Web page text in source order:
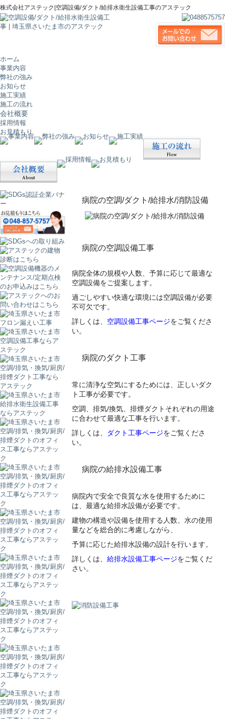
株式会社アステック|空調設備/ダクト/給排水衛生設備工事のアステック
ホーム
事業内容
弊社の強み
お知らせ
施工実績
施工の流れ
会社概要
採用情報
お見積もり
病院の空調/ダクト/給排水/消防設備
病院の空調設備工事
病院全体の規模や人数、予算に応じて最適な
空調設備をご提案します。
過ごしやすい快適な環境には空調設備が必要
不可欠です。
詳しくは、 空調設備工事ページをご覧くださ
い。
病院のダクト工事
常に清浄な空気にするためには、正しいダク
ト工事が必要です。
空調、排気/換気、排煙ダクトそれぞれの用途
に合わせて最適な工事を行います。
詳しくは、
ダクト工事ページをご覧くださ
い。
病院の給排水設備工事
病院内で安全で良質な水を使用するために
は、最適な給排水設備が必要です。
建物の構造や設備を使用する人数、水の使用
量などを総合的に考慮しながら、
予算に応じた給排水設備の設計を行います。
詳しくは、給排水設備工事ページをご覧くだ
さい。